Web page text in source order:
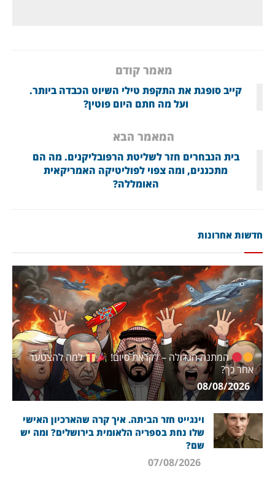
מאמר קודם
קייב סופגת את התקפת טילי השיוט הכבדה ביותר.
ועל מה חתם היום פוטין?
המאמר הבא
בית הנבחרים חזר לשליטת הרפובליקנים. מה הם
מתכננים, ומה צפוי לפוליטיקה האמריקאית
האומללה?
חדשות אחרונות
המתנה הגדולה – לקראת סיום!
למה להצטער
אחר כך?
08/08/2026
וינגייט חזר הביתה. איך קרה שהארכיון האישי
שלו נחת בספריה הלאומית בירושלים? ומה יש
שם?